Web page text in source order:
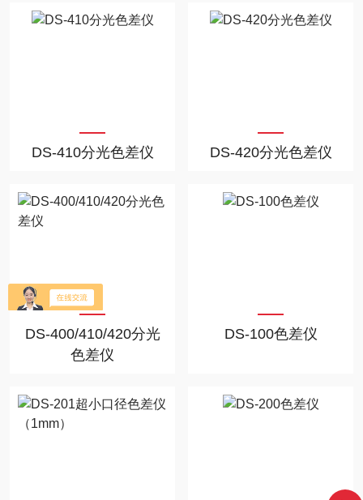
DS-410分光色差仪 DS-420分光色差仪
DS-400/410/420分光
色差仪
DS-100色差仪